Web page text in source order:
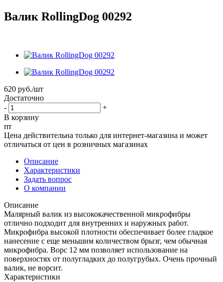
Валик RollingDog 00292
620 руб./шт
Достаточно
-
+
В корзину
rrr
Цена действительна только для интернет-магазина и может
отличаться от цен в розничных магазинах
Описание
Характеристики
Задать вопрос
О компании
Описание
Малярный валик из высококачественной микрофибры
отлично подходит для внутренних и наружных работ.
Микрофибра высокой плотности обеспечивает более гладкое
нанесение с еще меньшим количеством брызг, чем обычная
микрофибра. Ворс 12 мм позволяет использование на
поверхностях от полугладких до полугрубых. Очень прочный
валик, не ворсит.
Характеристики